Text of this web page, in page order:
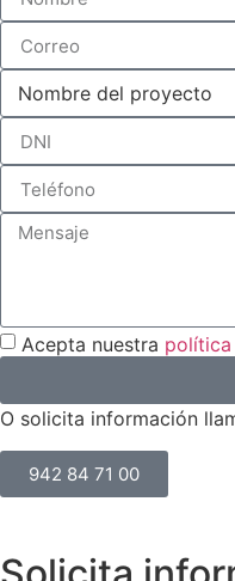
Acepta nuestra
O solicita información
942 84 71 00